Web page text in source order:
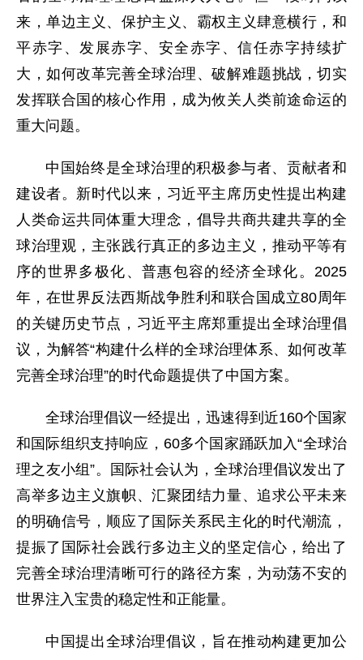
来，单边主义、保护主义、霸权主义肆意横行，和
平赤字、发展赤字、安全赤字、信任赤字持续扩
大，如何改革完善全球治理、破解难题挑战，切实
发挥联合国的核心作用，成为攸关人类前途命运的
重大问题。
中国始终是全球治理的积极参与者、贡献者和
建设者。新时代以来，习近平主席历史性提出构建
人类命运共同体重大理念，倡导共商共建共享的全
球治理观，主张践行真正的多边主义，推动平等有
序的世界多极化、普惠包容的经济全球化。2025
年，在世界反法西斯战争胜利和联合国成立80周年
的关键历史节点，习近平主席郑重提出全球治理倡
议，为解答“构建什么样的全球治理体系、如何改革
完善全球治理”的时代命题提供了中国方案。
全球治理倡议一经提出，迅速得到近160个国家
和国际组织支持响应，60多个国家踊跃加入“全球治
理之友小组”。国际社会认为，全球治理倡议发出了
高举多边主义旗帜、汇聚团结力量、追求公平未来
的明确信号，顺应了国际关系民主化的时代潮流，
提振了国际社会践行多边主义的坚定信心，给出了
完善全球治理清晰可行的路径方案，为动荡不安的
世界注入宝贵的稳定性和正能量。
中国提出全球治理倡议，旨在推动构建更加公